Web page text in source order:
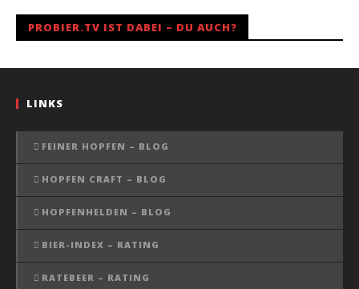
PROBIER.TV IST DABEI – DU AUCH?
LINKS
FEINER HOPFEN – BLOG
HOPFEN CRAFT – BLOG
HOPFENHELDEN – BLOG
BIER-INDEX – RATING
RATEBEER – RATING